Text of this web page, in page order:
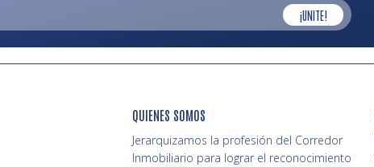
¡UNITE!
QUIENES SOMOS
Jerarquizamos la profesión del Corredor
Inmobiliario para lograr el reconocimiento